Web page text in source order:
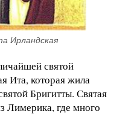
Ирландская
святой
Ита, которая жила
Бригитты. Святая
Лимерика, где много